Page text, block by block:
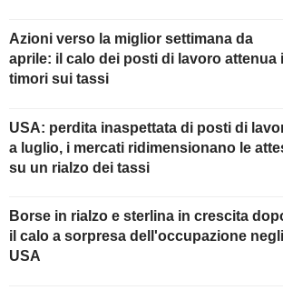
Azioni verso la miglior settimana da
aprile: il calo dei posti di lavoro attenua i
timori sui tassi
USA: perdita inaspettata di posti di
a luglio, i mercati ridimensionano le
su un rialzo dei tassi
Borse in rialzo e sterlina in crescita
il calo a sorpresa dell'occupazione negli
USA